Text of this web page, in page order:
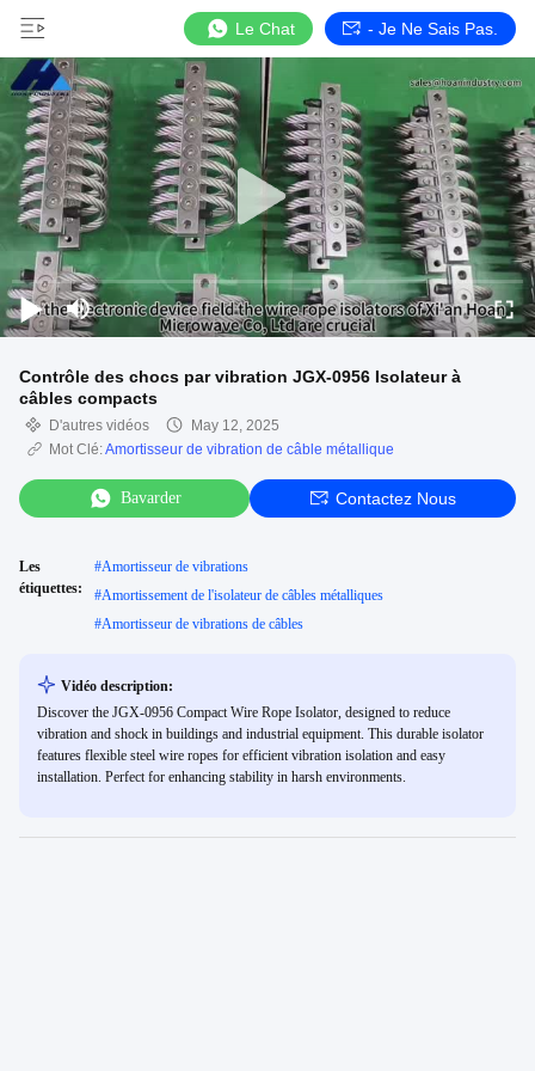
Le Chat - Je Ne Sais Pas.
Contrôle des chocs par vibration JGX-0956 Isolateur à
câbles compacts
D'autres vidéos
May 12, 2025
Mot Clé:Amortisseur de vibration de câble métallique
Bavarder Contactez Nous
Les
étiquettes:
#Amortisseur de vibrations
#Amortissement de l'isolateur de câbles métalliques
#Amortisseur de vibrations de câbles
Vidéo description:
Discover the JGX-0956 Compact Wire Rope Isolator, designed to reduce
vibration and shock in buildings and industrial equipment. This durable isolator
features flexible steel wire ropes for efficient vibration isolation and easy
installation. Perfect for enhancing stability in harsh environments.